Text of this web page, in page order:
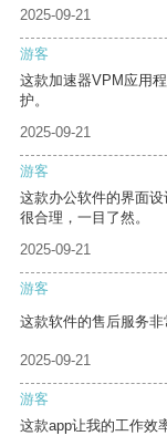
2025-09-21
游客
这款加速器VPM应用
护。
2025-09-21
游客
这款办公软件的界面
很合理，一目了然。
2025-09-21
游客
这款软件的售后服务非
2025-09-21
游客
这款app让我的工作效